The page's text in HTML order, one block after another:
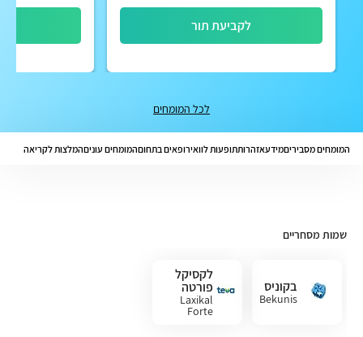
לקביעת תור
לכל המומחים
המומחים מסביריםמידעאזהרותתופעות לוואירופאים בתחוםהמומחים עוניםהמלצות לקריאה
שמות מסחריים
בקוניס
Bekunis
לקסיקל
פורטה
Laxikal
Forte